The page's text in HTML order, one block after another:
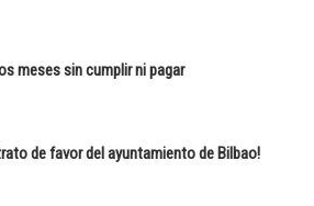
meses sin cumplir ni pagar
de favor del ayuntamiento de Bilbao!